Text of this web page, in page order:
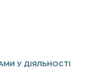
У ДІЯЛЬНОСТІ